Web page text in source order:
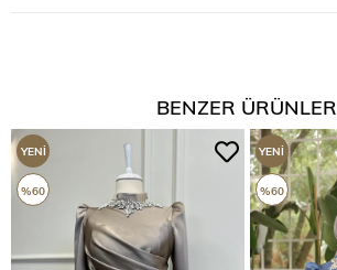
BENZER ÜRÜNLER
YENI
ÜRÜN
%60
YENI
ÜRÜN
%60